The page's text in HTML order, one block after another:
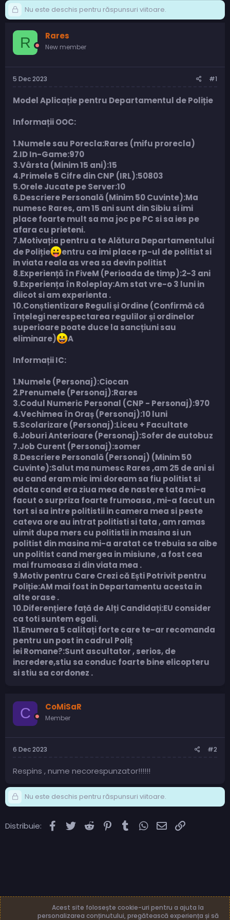
Nu este deschis pentru răspunsuri viitoare.
R Rares
New member
5 Dec 2023 #1
Model Aplicație pentru Departamentul de Poliție
Informații OOC:
1.Numele sau Porecla:Rares (mifu prorecla)
2.ID In-Game:970
3.Vârsta (Minim 15 ani):15
4.Primele 5 Cifre din CNP (IRL):50803
5.Orele Jucate pe Server:10
6.Descriere Personală (Minim 50 Cuvinte):Ma
numesc Rares, am 15 ani sunt din Sibiu si imi
place foarte mult sa ma joc pe PC si sa ies pe
afara cu prieteni.
7.Motivația pentru a te Alătura Departamentului
de Poliție
entru ca imi place rp-ul de politist si
in viata reala as vrea sa devin politist
8.Experiență în FiveM (Perioada de timp):2-3 ani
9.Experiența în Roleplay:Am stat vre-o 3 luni in
diicot si am experienta .
10.Conștientizare Reguli și Ordine (Confirmă că
înțelegi nerespectarea regulilor și ordinelor
superioare poate duce la sancțiuni sau
eliminare)
A
Informații IC:
1.Numele (Personaj):Ciocan
2.Prenumele (Personaj):Rares
3.Codul Numeric Personal (CNP - Personaj):970
4.Vechimea în Oraș (Personaj):10 luni
5.Scolarizare (Personaj):Liceu + Facultate
6.Joburi Anterioare (Personaj):Sofer de autobuz
7.Job Curent (Personaj):somer
8.Descriere Personală (Personaj) (Minim 50
Cuvinte):Salut ma numesc Rares ,am 25 de ani si
eu cand eram mic imi doream sa fiu politist si
odata cand era ziua mea de nastere tata mi-a
facut o surpriza foarte frumoasa , mi-a facut un
tort si sa intre politistii in camera mea si peste
cateva ore au intrat politisti si tata , am ramas
uimit dupa mers cu politistii in masina si un
politist din masina mi-a aratat ce trebuia sa aibe
un politist cand mergea in misiune , a fost cea
mai frumoasa zi din viata mea .
9.Motiv pentru Care Crezi că Ești Potrivit pentru
Poliție:AM mai fost in Departamentu acesta in
alte orase .
10.Diferențiere față de Alți Candidați:EU consider
ca toti suntem egali.
11.Enumera 5 calitați forte care te-ar recomanda
pentru un post in cadrul Poliț
iei Romane?:Sunt ascultator , serios, de
incredere,stiu sa conduc foarte bine elicopteru
si stiu sa cordonez .
C CoMiSaR
Member
6 Dec 2023 #2
Respins , nume necorespunzator!!!!!!
Nu este deschis pentru răspunsuri viitoare.
Distribuie: Facebook
TwitterReddit PinterestTumblrWhatsApp
Email
Acest site folosește cookie-uri pentru a ajuta la
personalizarea conținutului, pregătească experiența și să